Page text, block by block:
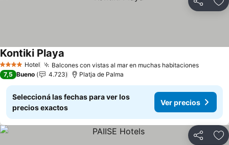
Compartir
4 EstrellasHotel Balcones con vistas al mar en muchas habitacionesVer
Kontiki Playa
7,5 Bueno 4.723 Platja de Palma
Seleccioná las fechas para ver los
precios exactos
Ver precios
Compartir